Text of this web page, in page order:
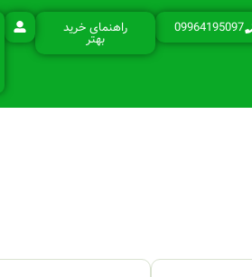
09964195097​ راهنمای خرید
بهتر